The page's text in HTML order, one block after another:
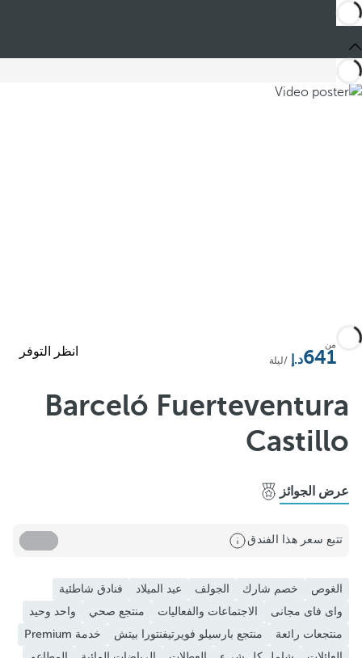
المشاركة
أضف إلى المفضلة
من
641 /ليلة
انظر التوفر
Barceló Fuerteventura
Castillo
عرض الجوائز
تتبع سعر هذا الفندق
الغوص خصم شارك الجولف عيد الميلاد
فنادق شاطئية
واى فاى مجانى
الاجتماعات والفعاليات منتجع صحي
واحد وحيد
منتجعات رائعة
منتجع بارسيلو فويرتيفنتورا بيتش
خدمة Premium